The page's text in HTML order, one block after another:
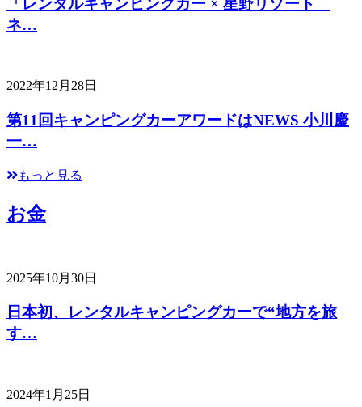
ネ…
2022年12月28日
第11回キャンピングカーアワードはNEWS 小川慶
一…
もっと見る
お金
2025年10月30日
日本初、レンタルキャンピングカーで“地方を旅
す…
2024年1月25日